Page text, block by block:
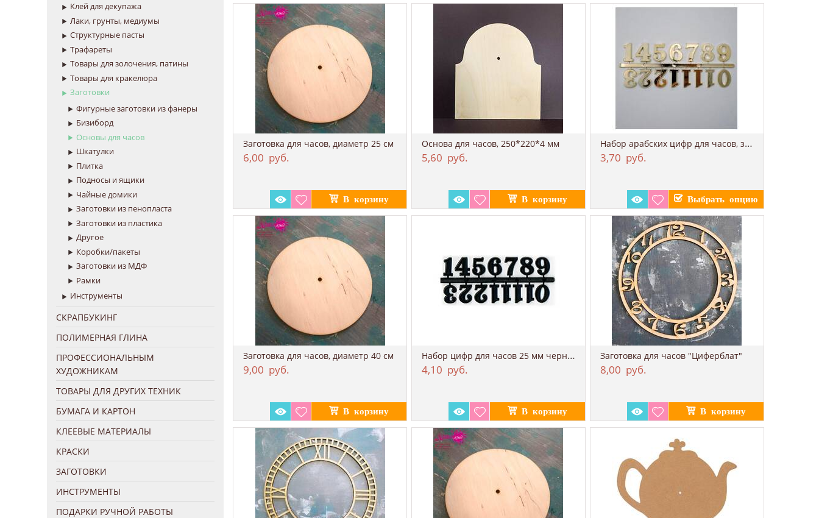
Клей для декупажа
Лаки, грунты, медиумы
Структурные пасты
Трафареты
Товары для золочения, патины
Товары для кракелюра
Заготовки
Фигурные заготовки из фанеры
Бизиборд
Основы для часов
Шкатулки
Плитка
Подносы и ящики
Чайные домики
Заготовки из пенопласта
Заготовки из пластика
Другое
Коробки/пакеты
Заготовки из МДФ
Рамки
Инструменты
СКРАПБУКИНГ
ПОЛИМЕРНАЯ ГЛИНА
ПРОФЕССИОНАЛЬНЫМ
ХУДОЖНИКАМ
ТОВАРЫ ДЛЯ ДРУГИХ ТЕХНИК
БУМАГА И КАРТОН
КЛЕЕВЫЕ МАТЕРИАЛЫ
КРАСКИ
ЗАГОТОВКИ
ИНСТРУМЕНТЫ
ПОДАРКИ РУЧНОЙ РАБОТЫ
Заготовка для часов, диаметр 25 см
6,00 руб.
Основа для часов, 250*220​*4 мм
5,60 руб.
Набор арабских цифр для часов, золото
3,70 руб.
Заготовка для часов, диаметр 40 см
9,00 руб.
Набор цифр для часов 25 мм черный
4,10 руб.
Заготовка для часов "Циферблат"
8,00 руб.